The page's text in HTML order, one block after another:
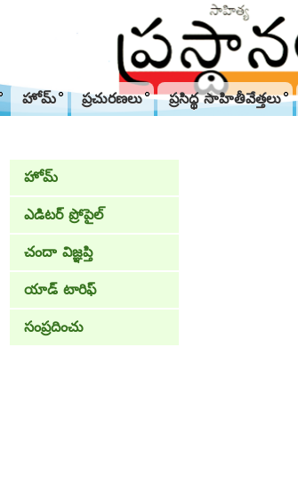
హోమ్ ప్రచురణలు ప్రసిద్థ సాహితీవేత్తలు
హోమ్
ఎడిటర్ ప్రోపైల్
చందా విజ్ఞప్తి
యాడ్ టారిఫ్
సంప్రదించు